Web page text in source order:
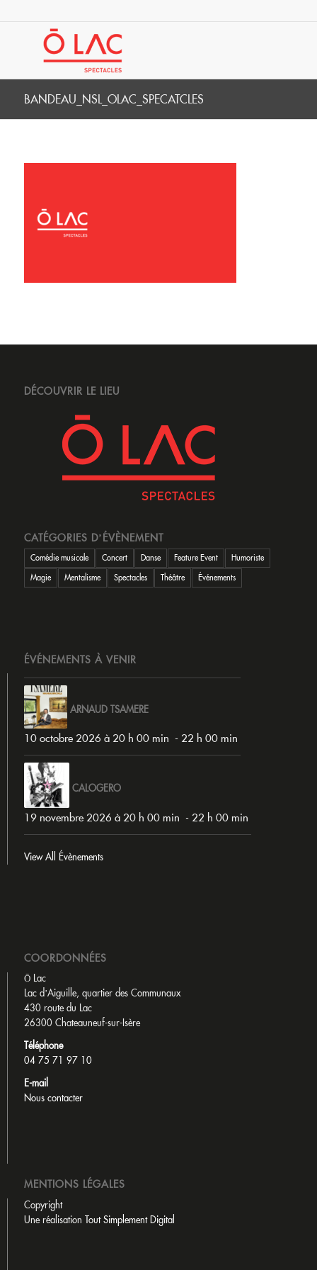
BANDEAU_NSL_OLAC_SPECATCLES
DÉCOUVRIR LE LIEU
CATÉGORIES D’ÉVÈNEMENT
Comédie musicale Concert Danse Feature Event
Humoriste
Magie
Mentalisme Spectacles Théâtre Événements
ÉVÉNEMENTS À VENIR
ARNAUD TSAMERE
10 octobre 2026 à 20 h 00 min - 22 h 00 min
CALOGERO
19 novembre 2026 à 20 h 00 min - 22 h 00 min
View All Évènements
COORDONNÉES
Ō Lac
Lac d’Aiguille, quartier des Communaux
430 route du Lac
26300 Chateauneuf-sur-Isère
Téléphone
04 75 71 97 10
E-mail
Nous contacter
MENTIONS LÉGALES
Copyright
Une réalisation Tout Simplement Digital